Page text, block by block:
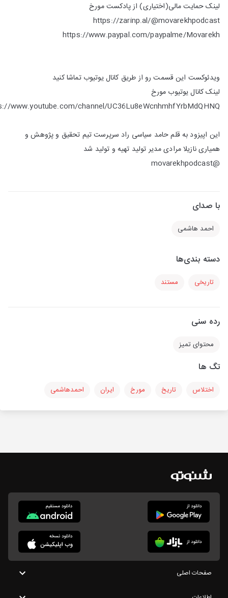
لینک حمایت مالی(اختیاری) از پادکست مورخ
https://zarinp.al/@movarekhpodcast
https://www.paypal.com/paypalme/Movarekh
ویدئوکست این قسمت رو از طریق کانال یوتیوب تماشا کنید
لینک کانال یوتیوب مورخ
www.youtube.com/channel/UC36Lu8eWcnhmhfYrbMdQHNQ
این اپیزود به قلم حامد سیاسی راد سرپرست تیم تحقیق و پژوهش و
همیاری نازیلا مرادی مدیر تولید تهیه و تولید شد
@movarekhpodcast
با صدای
احمد هاشمی
دسته بندی‌ها
تاریخی مستند
رده سنی
محتوای تمیز
تگ ها
اختلاس تاریخ مورخ ایران احمدهاشمی
صفحات اصلی